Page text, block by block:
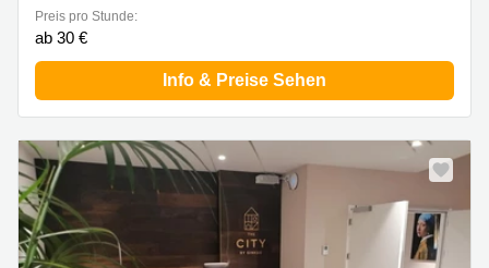
Preis pro Stunde:
ab 30 €
Info & Preise Sehen